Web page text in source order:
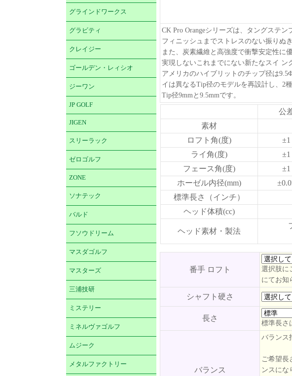
グラインドワークス
グラビティ
クレイジー
ゴールデン・レィシオ
ジーワン
JP GOLF
JIGEN
スリーラック
ゼロゴルフ
ZONE
ソナテック
バルド
フソウドリーム
マスダゴルフ
マスターズ
三浦技研
ミステリー
ミネルヴァゴルフ
ムジーク
メタルファクトリー
CK Pro Orangeシリーズは、タングステ
フィニッシュまでストレスのない振りぬき
また、炭素繊維と高強度で衝撃安定性に
実現しないこれまでにない新たなスイ ン
アメリカのハイブリットのチップ径は
イは異なるTip径のモデルを再設計し、2
Tip径9mmと9.5mmです。
公
素材
ロフト角(度)
±1
ライ角(度)
±1
フェース角(度)
±1
ホーゼル内径(mm)
標準長さ（インチ）
ヘッド体積(cc)
ヘッド素材・製法
番手 ロフト
選択肢に
にてお知
シャフト硬さ
長さ
標準長さ
バランス
バランス
ご希望長
ンスにな